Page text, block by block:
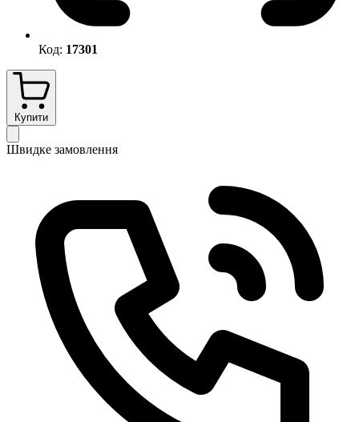
Код: 17301
Купити
Швидке замовлення